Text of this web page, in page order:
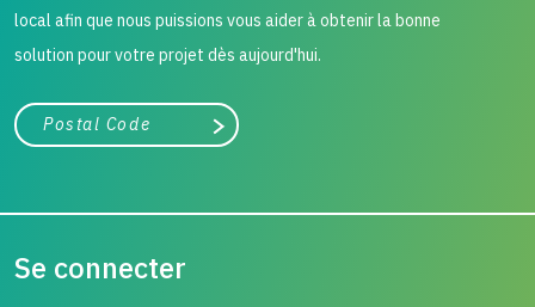
local afin que nous puissions vous aider à obtenir la bonne
solution pour votre projet dès aujourd'hui.
Ville, état ou code postal
Chercher
Se connecter